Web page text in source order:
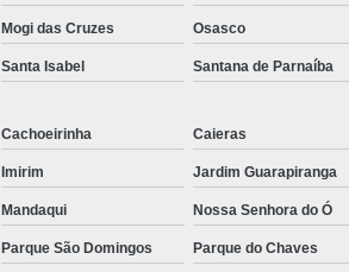
Mogi das Cruzes Osasco
Santa Isabel Santana de Parnaíba
Cachoeirinha Caieras
Imirim Jardim Guarapiranga
Mandaqui Nossa Senhora do Ó
Parque São Domingos Parque do Chaves